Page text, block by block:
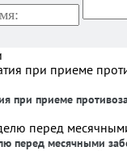
при приеме
перед месячными